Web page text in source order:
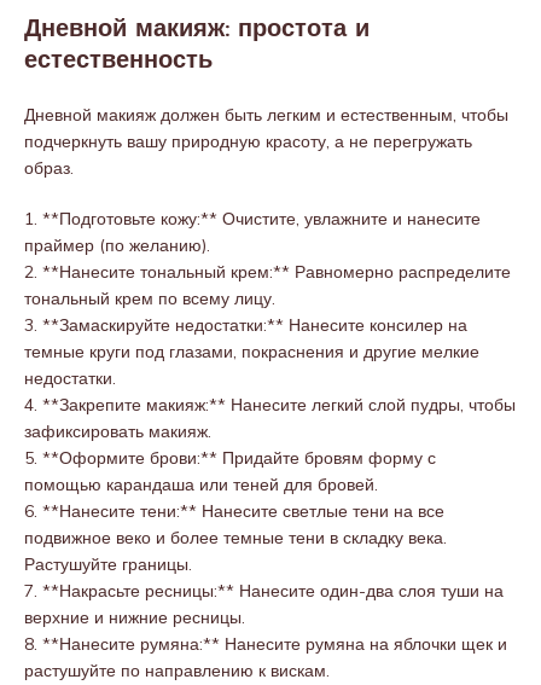
Дневной макияж: простота и
естественность
Дневной макияж должен быть легким и естественным, чтобы
подчеркнуть вашу природную красоту, а не перегружать
образ.
1. **Подготовьте кожу:** Очистите, увлажните и нанесите
праймер (по желанию).
2. **Нанесите тональный крем:** Равномерно распределите
тональный крем по всему лицу.
3. **Замаскируйте недостатки:** Нанесите консилер на
темные круги под глазами, покраснения и другие мелкие
недостатки.
4. **Закрепите макияж:** Нанесите легкий слой пудры, чтобы
зафиксировать макияж.
5. **Оформите брови:** Придайте бровям форму с
помощью карандаша или теней для бровей.
6. **Нанесите тени:** Нанесите светлые тени на все
подвижное веко и более темные тени в складку века.
Растушуйте границы.
7. **Накрасьте ресницы:** Нанесите один-два слоя туши на
верхние и нижние ресницы.
8. **Нанесите румяна:** Нанесите румяна на яблочки щек и
растушуйте по направлению к вискам.